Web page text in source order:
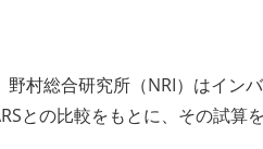
村総合研究所（NRI）はイン
との比較をもとに、その試算を